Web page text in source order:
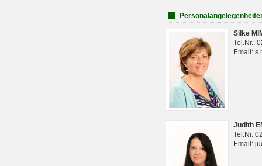
Silke
Tel.Nr.:
Email:
Judith
Tel.Nr.
Email: